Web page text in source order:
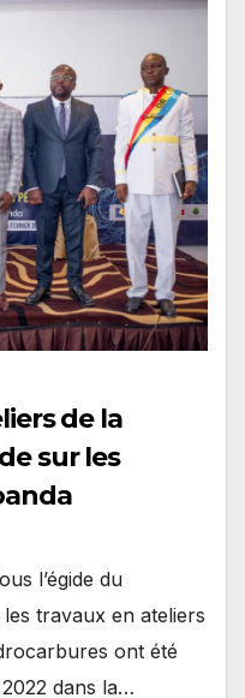
de la
sur les
l’égide du
travaux en ateliers
ont été
dans la…